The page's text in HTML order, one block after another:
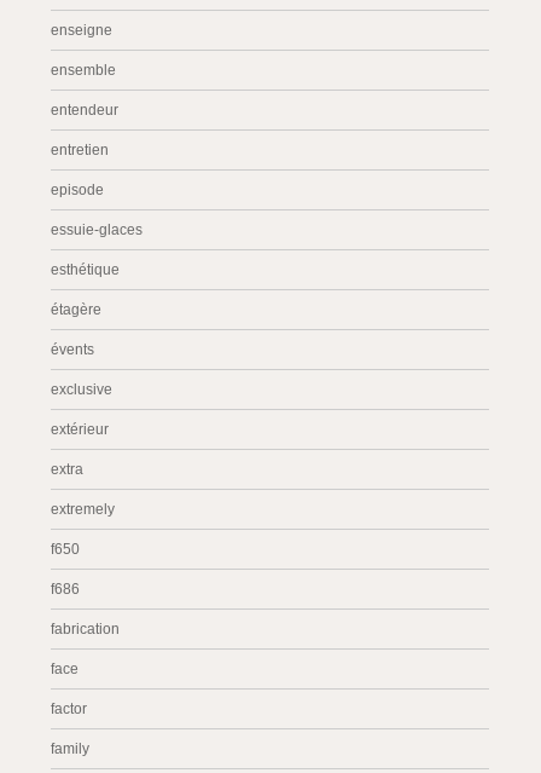
enseigne
ensemble
entendeur
entretien
episode
essuie-glaces
esthétique
étagère
évents
exclusive
extérieur
extra
extremely
f650
f686
fabrication
face
factor
family